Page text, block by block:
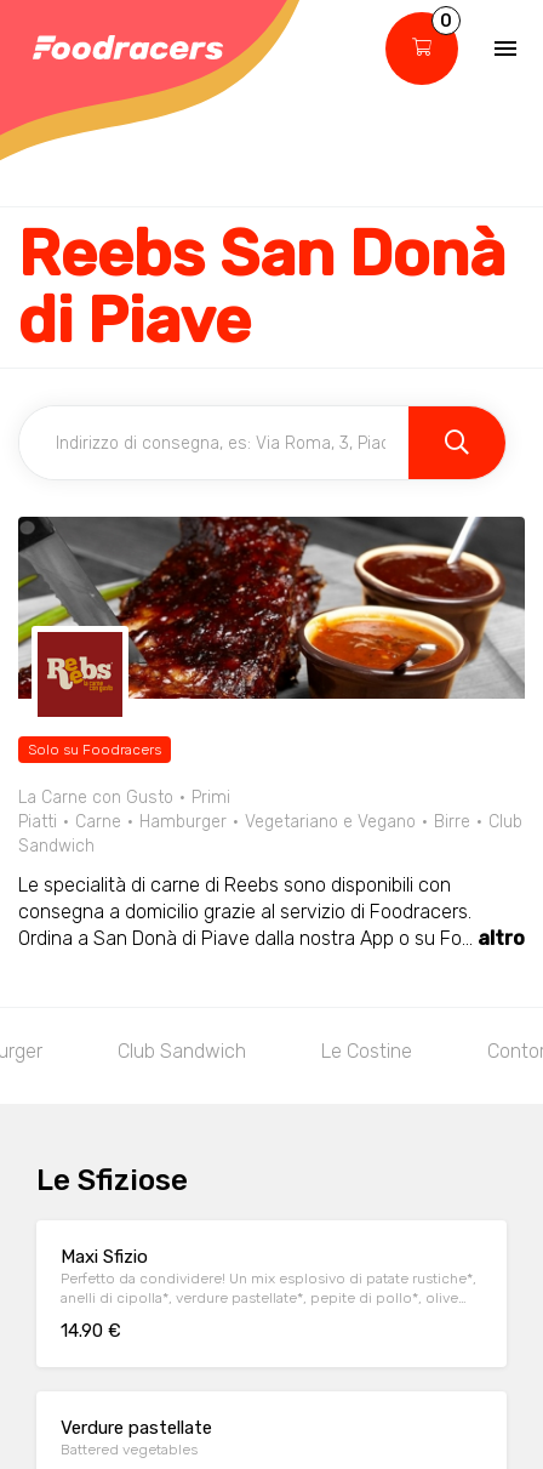
0
Reebs San Donà
di Piave
Solo su Foodracers
La Carne con Gusto
Primi
Piatti
Carne Hamburger Vegetariano e Vegano Birre
Club
Sandwich
Le specialità di carne di Reebs sono disponibili con
consegna a domicilio grazie al servizio di Foodracers.
Ordina a San Donà di Piave dalla nostra App o su Fo... altro
Club Sandwich Le Costine
Le Sfiziose
Maxi Sfizio
Perfetto da condividere! Un mix esplosivo di patate rustiche*,
anelli di cipolla*, verdure pastellate*, pepite di pollo*, olive
14.90 €
Verdure pastellate
Battered vegetables